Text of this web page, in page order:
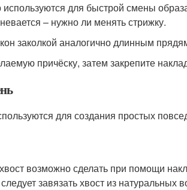
для быстрой смены
– нужно ли менять стрижку.
заколкой аналогично длинным
причёску, затем закрепите
для создания простых
возможно сделать при помощи
завязать хвост из натуральных